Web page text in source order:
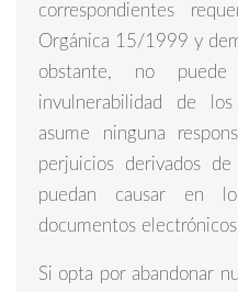
correspondientes
Orgánica 15/1999 y
obstante, no
invulnerabilidad de
asume ninguna
perjuicios derivados
puedan causar en
documentos
Si opta por abandonar